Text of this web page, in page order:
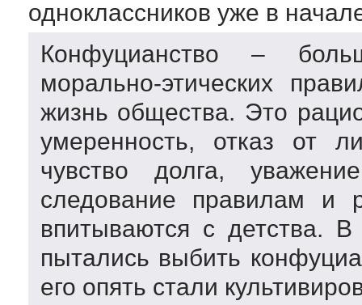
одноклассников уже в
Конфуцианство –
морально-этических
жизнь общества. Это
умеренность, отказ от
чувство долга,
следование правилам и
впитываются с детства.
пытались выбить
его опять стали